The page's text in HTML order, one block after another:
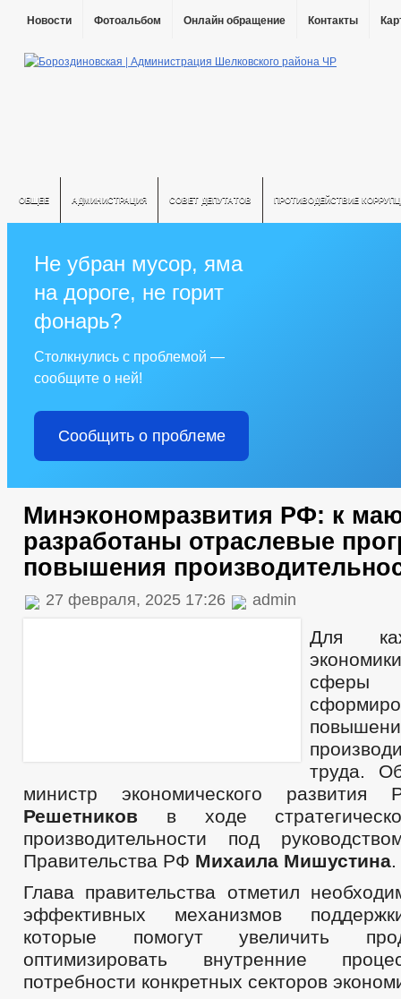
Новости Фотоальбом Онлайн обращение Контакты
ОБЩЕЕ АДМИНИСТРАЦИЯ СОВЕТ ДЕПУТАТОВ ПРОТИВОДЕЙСТВИЕ
Не убран мусор, яма
на дороге, не горит
фонарь?
Столкнулись с проблемой —
сообщите о ней!
Сообщить о проблеме
Минэкономразвития РФ: к
разработаны отраслевые
повышения
27 февраля, 2025 17:26 admin
Для
сферы
труда.
министр экономического
Решетников в ходе
производительности под
Правительства РФ Михаила Мишустина.
Глава правительства отметил
эффективных механизмов
которые помогут увеличить
оптимизировать внутренние
потребности конкретных секторов